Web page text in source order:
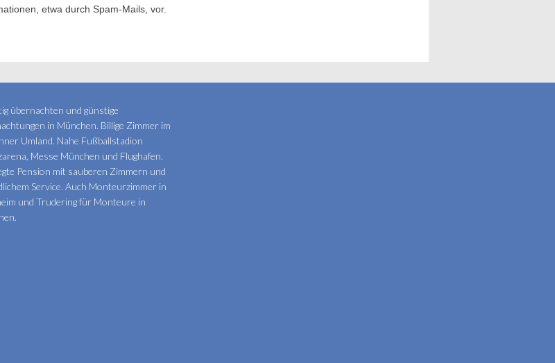
etwa durch Spam-Mails, vor.
übernachten und günstige
in München. Billige Zimmer im
Umland. Nahe Fußballstadion
Messe München und Flughafen.
Pension mit sauberen Zimmern und
Service. Auch Monteurzimmer in
und Trudering für Monteure in